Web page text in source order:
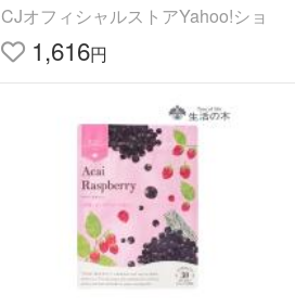
ビネガードリンク
CJオフィシャルストアYahoo!ショ
1,616円